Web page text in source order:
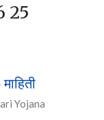
25
Yojana